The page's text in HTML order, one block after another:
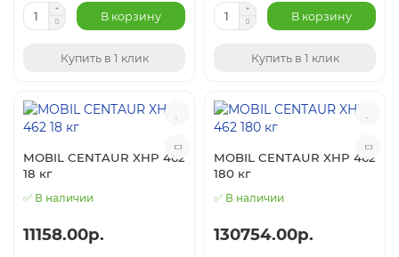
В корзину
Купить в 1 клик
В корзину
Купить в 1 клик
MOBIL CENTAUR XHP 462
18 кг
✅ В наличии
11158.00р.
MOBIL CENTAUR XHP 462
180 кг
✅ В наличии
130754.00р.